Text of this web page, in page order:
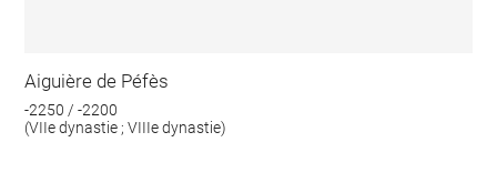
Aiguière de Péfès
-2250 / -2200
(VIIe dynastie ; VIIIe dynastie)